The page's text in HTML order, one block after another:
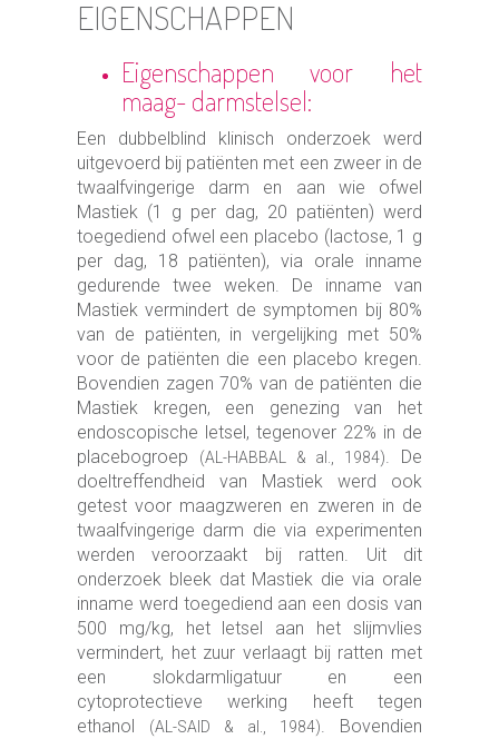
EIGENSCHAPPEN
Eigenschappen voor het
maag- darmstelsel:
Een dubbelblind klinisch onderzoek werd
uitgevoerd bij patiënten met een zweer in de
twaalfvingerige darm en aan wie ofwel
Mastiek (1 g per dag, 20 patiënten) werd
toegediend ofwel een placebo (lactose, 1 g
per dag, 18 patiënten), via orale inname
gedurende twee weken. De inname van
Mastiek vermindert de symptomen bij 80%
van de patiënten, in vergelijking met 50%
voor de patiënten die een placebo kregen.
Bovendien zagen 70% van de patiënten die
Mastiek kregen, een genezing van het
endoscopische letsel, tegenover 22% in de
placebogroep
(AL-HABBAL & al., 1984). De
doeltreffendheid van Mastiek werd ook
getest voor maagzweren en zweren in de
twaalfvingerige darm die via experimenten
werden veroorzaakt bij ratten. Uit dit
onderzoek bleek dat Mastiek die via orale
inname werd toegediend aan een dosis van
500 mg/kg, het letsel aan het slijmvlies
vermindert, het zuur verlaagt bij ratten met
een slokdarmligatuur en een
cytoprotectieve werking heeft tegen
ethanol
(AL-SAID & al., 1984). Bovendien